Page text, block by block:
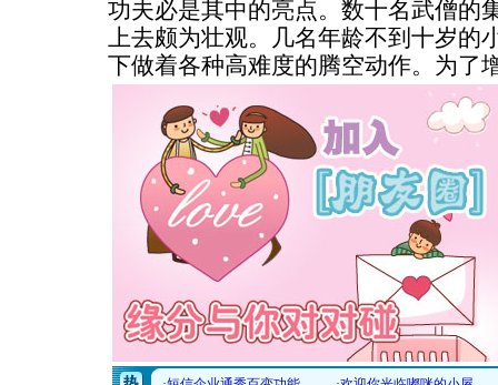
功夫必是其中的亮点。数十名武僧的
上去颇为壮观。几名年龄不到十岁的
下做着各种高难度的腾空动作。为了